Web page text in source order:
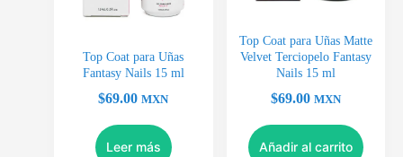
Top Coat para Uñas
Fantasy Nails 15 ml
$69.00 MXN
Leer más
Top Coat para Uñas Matte
Velvet Terciopelo Fantasy
Nails 15 ml
$69.00 MXN
Añadir al carrito